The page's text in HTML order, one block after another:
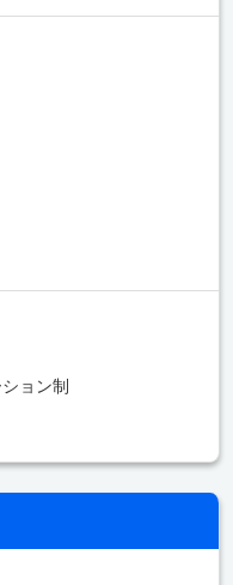
ョン制